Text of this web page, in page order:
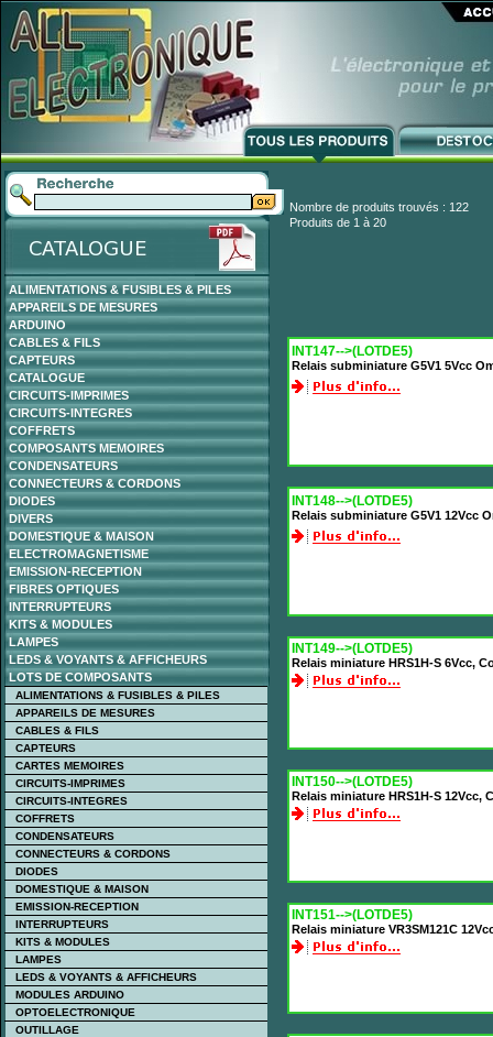
ALIMENTATIONS & FUSIBLES & PILES
APPAREILS DE MESURES
ARDUINO
CABLES & FILS
CAPTEURS
CATALOGUE
CIRCUITS-IMPRIMES
CIRCUITS-INTEGRES
COFFRETS
COMPOSANTS MEMOIRES
CONDENSATEURS
CONNECTEURS & CORDONS
DIODES
DIVERS
DOMESTIQUE & MAISON
ELECTROMAGNETISME
EMISSION-RECEPTION
FIBRES OPTIQUES
INTERRUPTEURS
KITS & MODULES
LAMPES
LEDS & VOYANTS & AFFICHEURS
LOTS DE COMPOSANTS
ALIMENTATIONS & FUSIBLES & PILES
APPAREILS DE MESURES
CABLES & FILS
CAPTEURS
CARTES MEMOIRES
CIRCUITS-IMPRIMES
CIRCUITS-INTEGRES
COFFRETS
CONDENSATEURS
CONNECTEURS & CORDONS
DIODES
DOMESTIQUE & MAISON
EMISSION-RECEPTION
INTERRUPTEURS
KITS & MODULES
LAMPES
LEDS & VOYANTS & AFFICHEURS
MODULES ARDUINO
OPTOELECTRONIQUE
OUTILLAGE
Nombre de produits trouvés : 122
Produits de 1 à 20
INT147-->(LOTDE5)
Relais subminiature G5V1 5Vcc
INT148-->(LOTDE5)
Relais subminiature G5V1 12Vcc
INT149-->(LOTDE5)
Relais miniature HRS1H-S 6Vcc,
INT150-->(LOTDE5)
Relais miniature HRS1H-S 12Vcc,
INT151-->(LOTDE5)
Relais miniature VR3SM121C